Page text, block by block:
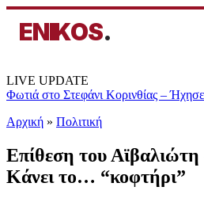
ENIKOS.
LIVE UPDATE
Φωτιά στο Στεφάνι Κορινθίας – Ήχησε
Αρχική » Πολιτική
Επίθεση του
Κάνει το… “κοφτήρι”